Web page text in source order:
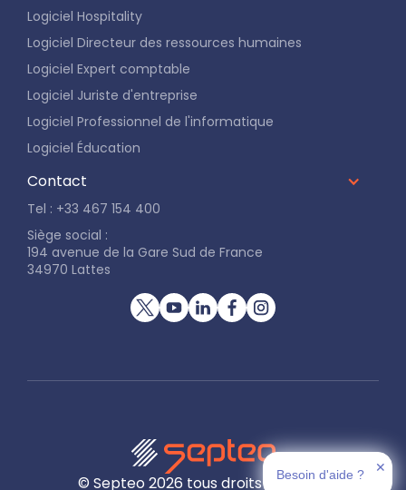
Logiciel Hospitality
Logiciel Directeur des ressources humaines
Logiciel Expert comptable
Logiciel Juriste d'entreprise
Logiciel Professionnel de l'informatique
Logiciel Éducation
Contact
Tel : +33 467 154 400
Siège social :
194 avenue de la Gare Sud de France
34970 Lattes
© Septeo 2026 tous droits réservés
Besoin d'aide ? ✕